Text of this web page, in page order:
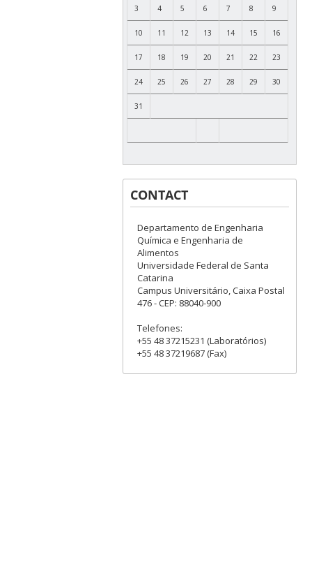
3 4 5 6 7 8 9
10 11 12 13 14 15 16
17 18 19 20 21 22 23
24 25 26 27 28 29 30
31
CONTACT
Departamento de Engenharia
Química e Engenharia de
Alimentos
Universidade Federal de Santa
Catarina
Campus Universitário, Caixa Postal
476 - CEP: 88040-900
Telefones:
+55 48 37215231 (Laboratórios)
+55 48 37219687 (Fax)